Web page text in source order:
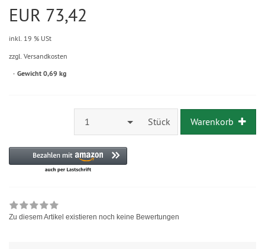
EUR 73,42
inkl. 19 % USt
zzgl. Versandkosten
Gewicht 0,69 kg
1 Stück Warenkorb
Zu diesem Artikel existieren noch keine Bewertungen